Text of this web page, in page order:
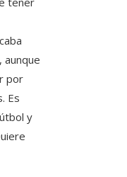
aunque
por
Es
y